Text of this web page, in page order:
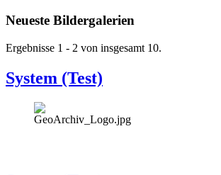
Neueste Bildergalerien
Ergebnisse 1 - 2 von insgesamt 10.
System (Test)